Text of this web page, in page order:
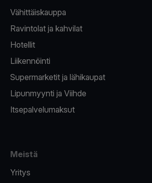
Vähittäiskauppa
Ravintolat ja kahvilat
Hotellit
Liikennöinti
Supermarketit ja lähikaupat
Lipunmyynti ja Viihde
Itsepalvelumaksut
Meistä
Yritys